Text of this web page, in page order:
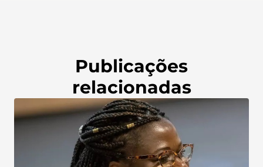
Publicações
relacionadas